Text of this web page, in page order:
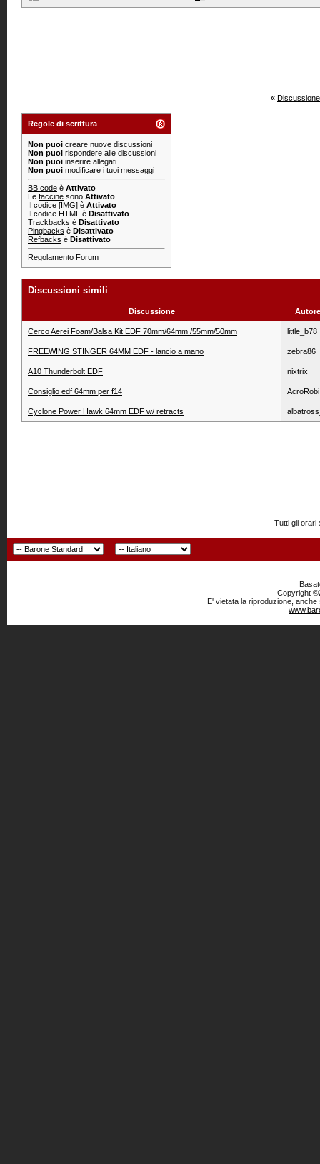
«
Regole di scrittura
Non puoi creare nuove discussioni
Non puoi rispondere alle discussioni
Non puoi inserire allegati
Non puoi modificare i tuoi messaggi
BB code è Attivato
Le faccine sono Attivato
Il codice [IMG] è Attivato
Il codice HTML è Disattivato
Trackbacks è Disattivato
Pingbacks è Disattivato
Refbacks è Disattivato
Regolamento Forum
Discussioni simili
Discussione
Cerco Aerei Foam/Balsa Kit EDF 70mm/64mm /55mm/50mm little_b78
FREEWING STINGER 64MM EDF - lancio a mano zebra86
A10 Thunderbolt EDF nixtrix
Consiglio edf 64mm per f14 AcroRobi
Cyclone Power Hawk 64mm EDF w/ retracts
Tutti gli orari
Copyright
E' vietata la riproduzione,